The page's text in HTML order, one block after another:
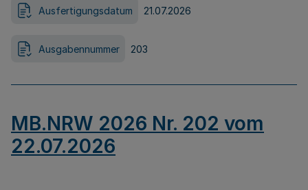
Ausfertigungsdatum 21.07.2026
Ausgabennummer 203
MB.NRW 2026 Nr. 202 vom
22.07.2026